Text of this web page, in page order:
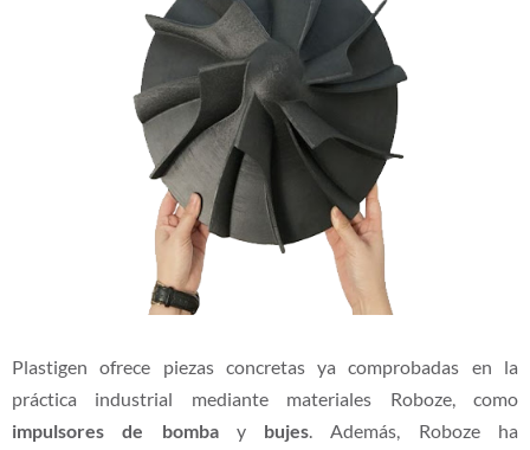
Plastigen ofrece piezas concretas ya comprobadas en la
práctica industrial mediante materiales Roboze, como
impulsores de bombay bujes. Además, Roboze ha